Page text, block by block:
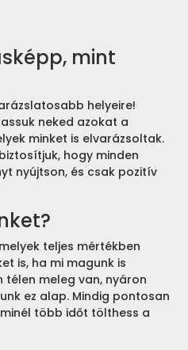
mint
helyeire!
neked azokat a
minket is elvarázsoltak.
hogy minden
nyújtson, és csak pozitív
teljes mértékben
is, ha mi magunk is
télen meleg van, nyáron
ez alap. Mindig pontosan
több időt tölthess a